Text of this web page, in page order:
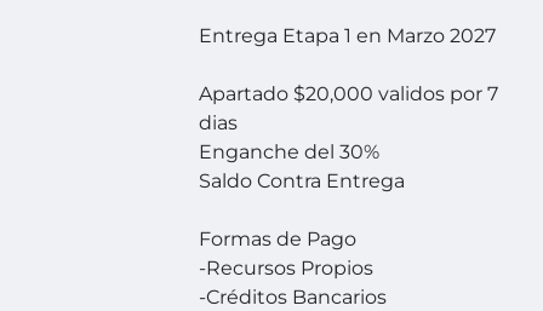
Entrega Etapa 1 en Marzo 2027
Apartado $20,000 validos por 7
dias
Enganche del 30%
Saldo Contra Entrega
Formas de Pago
-Recursos Propios
-Créditos Bancarios